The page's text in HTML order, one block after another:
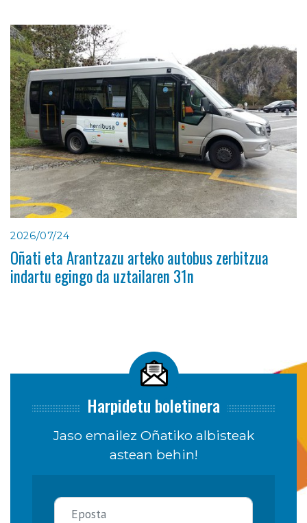
2026/07/24
Oñati eta Arantzazu arteko autobus zerbitzua
indartu egingo da uztailaren 31n
Harpidetu boletinera
Jaso emailez Oñatiko albisteak
astean behin!